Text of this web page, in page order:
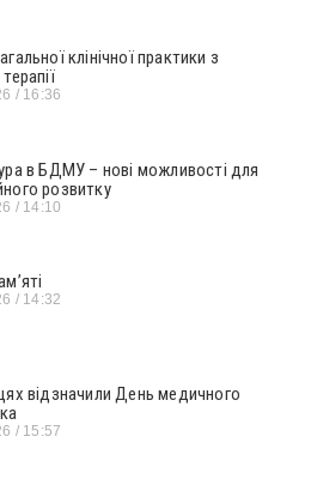
клінічної практики з
16:36
в БДМУ – нові можливості для
розвитку
14:10
14:32
відзначили День медичного
15:57